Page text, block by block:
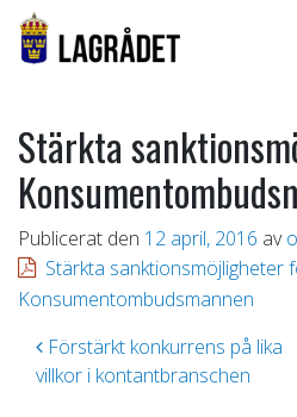
Stärkta
Publicerat den 12 april, 2016 av
Stärkta sanktionsmöjligheter
Konsumentombudsmannen
Inläggsnavigering
Förstärkt konkurrens på lika
villkor i kontantbranschen